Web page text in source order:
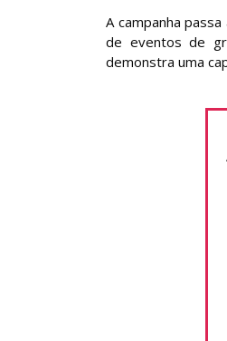
A campanha
de eventos de
demonstra uma